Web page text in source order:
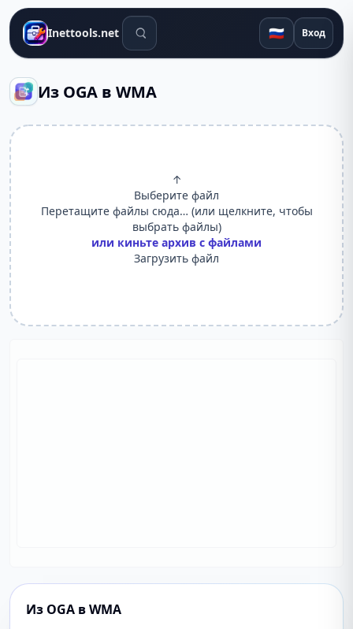
Inettools.net Поиск инструментов 🇷🇺 Вход
Из OGA в WMA
↑
Выберите файл
Перетащите файлы сюда… (или щелкните, чтобы
выбрать файлы)
или киньте архив с файлами
Загрузить файл
Из OGA в WMA